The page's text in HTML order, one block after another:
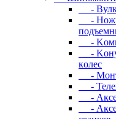
-
-
-
-
кoлec
-
-
-
-